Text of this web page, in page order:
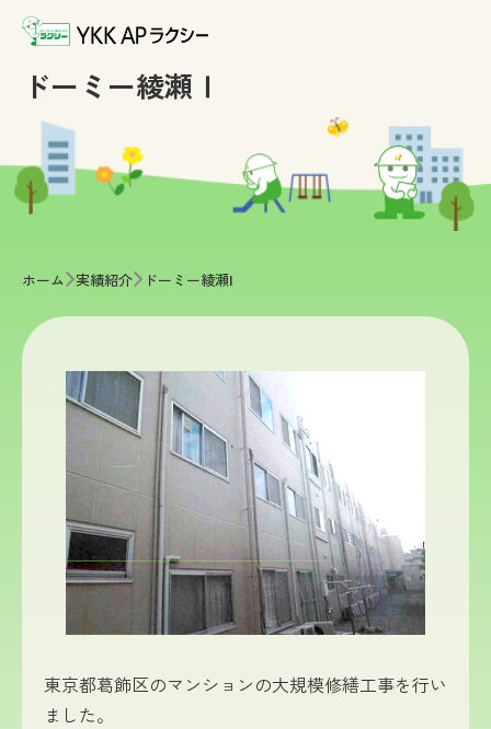
ドーミー綾瀬Ⅰ
ホーム >
実績紹介 >
ドーミー綾瀬Ⅰ
東京都葛飾区のマンションの大規模修繕工事を行い
ました。